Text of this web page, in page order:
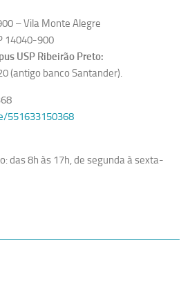
– Vila Monte Alegre
14040-900
USP Ribeirão Preto:
(antigo banco Santander).
551633150368
das 8h às 17h, de segunda à sexta-